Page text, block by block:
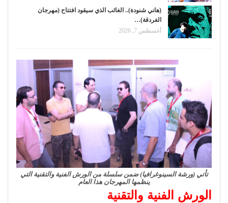
(هاني شنودة).. الغائب الذي سيقود افتتاح (مهرجان
الغردقة)…
أغسطس 7, 2026
تأتي (ورشة السينوغرافيا) ضمن سلسلة من الورش الفنية والتقنية التي
ينظمها المهرجان هذا العام
الورش الفنية والتقنية